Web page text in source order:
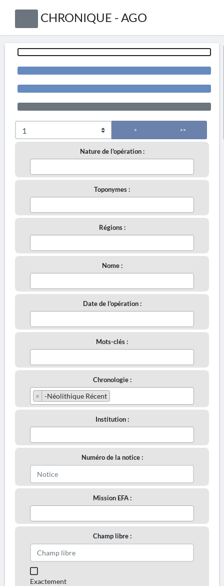
CHRONIQUE - AGO
> >>
Nature de l'opération :
Toponymes :
Régions :
Nome :
Date de l'opération :
Mots-clés :
Chronologie :
× -Néolithique Récent
Institution :
Numéro de la notice :
Mission EFA :
Champ libre :
Exactement